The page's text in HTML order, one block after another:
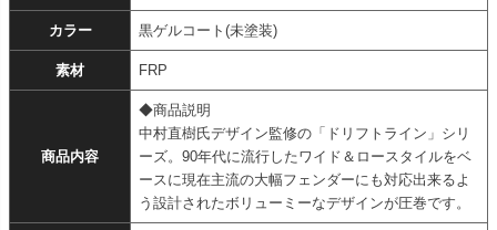
カラー 黒ゲルコート(未塗装)
素材 FRP
商品内容
◆商品説明
中村直樹氏デザイン監修の「ドリフトライン」シリ
ーズ。90年代に流行したワイド＆ロースタイルをベ
ースに現在主流の大幅フェンダーにも対応出来るよ
う設計されたボリューミーなデザインが圧巻です。